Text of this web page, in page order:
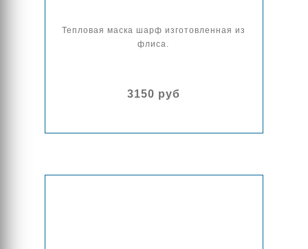
Тепловая маска шарф изготовленная из
флиса.
3150 руб